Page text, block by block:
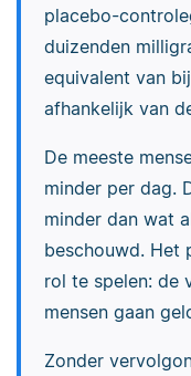
placebo-
duizenden
equivalent van
afhankelijk van
De meeste
minder per dag.
minder dan wat
beschouwd. Het
rol te spelen: de
mensen gaan
Zonder